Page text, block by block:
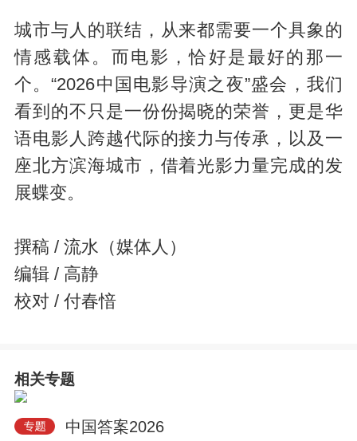
城市与人的联结，从来都需要一个具象的
情感载体。而电影，恰好是最好的那一
个。“2026中国电影导演之夜”盛会，我们
看到的不只是一份份揭晓的荣誉，更是华
语电影人跨越代际的接力与传承，以及一
座北方滨海城市，借着光影力量完成的发
展蝶变。
撰稿 / 流水（媒体人）
编辑 / 高静
校对 / 付春愔
相关专题
中国答案2026